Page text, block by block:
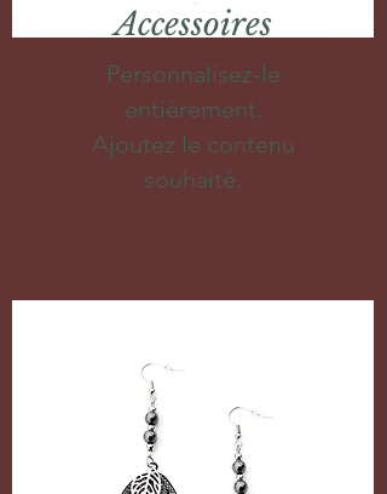
Accessoires
Personnalisez-le
entièrement.
Ajoutez le contenu
souhaité.